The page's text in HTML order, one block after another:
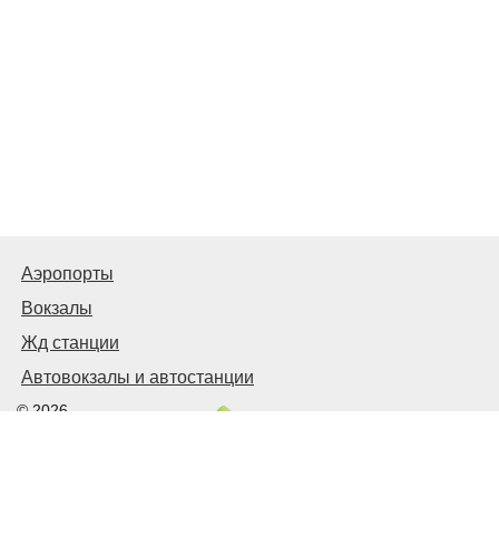
Аэропорты
Вокзалы
Жд станции
Автовокзалы и автостанции
© 2026